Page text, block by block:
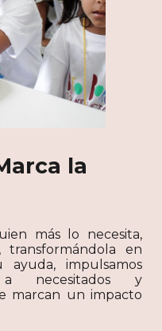
la
más lo necesita,
transformándola en
impulsamos
a necesitados y
marcan un impacto